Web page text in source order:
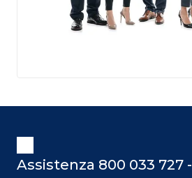
Assistenza 800 033 727 -